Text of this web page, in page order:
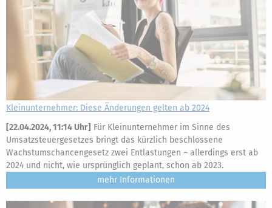
Kleinunternehmer: Diese Änderungen gelten ab 2024
[22.04.2024, 11:14 Uhr] Für Kleinunternehmer im Sinne des
Umsatzsteuergesetzes bringt das kürzlich beschlossene
Wachstumschancengesetz zwei Entlastungen – allerdings erst ab
2024 und nicht, wie ursprünglich geplant, schon ab 2023.
mehr